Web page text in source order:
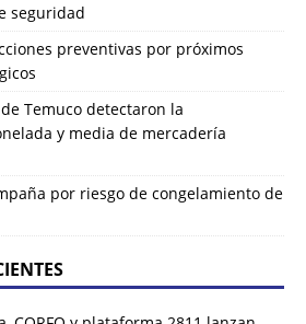
seguridad
preventivas por próximos
Temuco detectaron la
y media de mercadería
por riesgo de congelamiento de